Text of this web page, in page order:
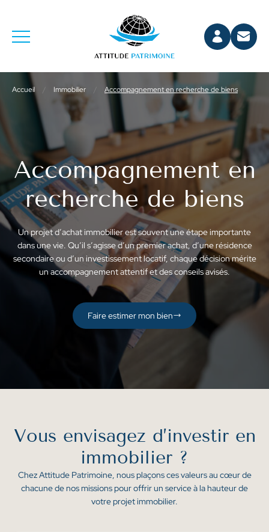
Accompagnement en
recherche de biens
Un projet d’achat immobilier est souvent une étape importante
dans une vie. Qu’il s’agisse d’un premier achat, d’une résidence
secondaire ou d’un investissement locatif, chaque décision mérite
un accompagnement attentif et des conseils avisés.
Faire estimer mon bien
Accueil / Immobilier / Accompagnement en recherche de biens
Vous envisagez d’investir en
immobilier ?
Chez Attitude Patrimoine, nous plaçons ces valeurs au cœur de
chacune de nos missions pour offrir un service à la hauteur de
votre projet immobilier.